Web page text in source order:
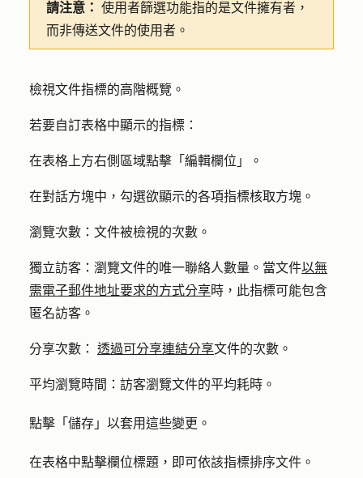
請注意： 使用者篩選功能指的是文件擁有者，
而非傳送文件的使用者。
檢視文件指標的高階概覽。
若要自訂表格中顯示的指標：
在表格上方右側區域點擊「 編輯欄位 」。
在對話方塊中，勾選欲顯示的各項指標核取方塊。
瀏覽次數： 文件被檢視的次數。
獨立訪客 ：瀏覽文件的唯一聯絡人數量。當文件以無
需電子郵件地址要求的方式分享時，此指標可能包含
匿名訪客。
分享次數： 透過可分享連結分享文件的次數。
平均瀏覽時間： 訪客瀏覽文件的平均耗時。
點擊「 儲存 」以套用這些變更。
在表格中點擊欄位標題 ，即可依該指標排序文件。